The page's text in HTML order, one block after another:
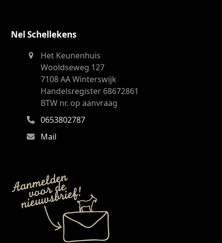
Nel Schellekens
Het Keunenhuis
Wooldseweg 127
7108 AA Winterswijk
Handelsregister 68672861
BTW nr. op aanvraag
0653802787
Mail